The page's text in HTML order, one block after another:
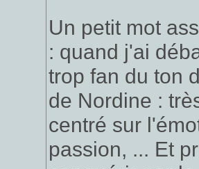
Un petit mot
: quand j'ai
trop fan du ton
de Nordine :
centré sur
passion, ... Et